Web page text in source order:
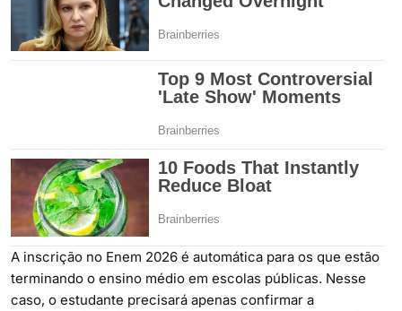
A inscrição no Enem 2026 é automática para os que estão
terminando o ensino médio em escolas públicas. Nesse
caso, o estudante precisará apenas confirmar a